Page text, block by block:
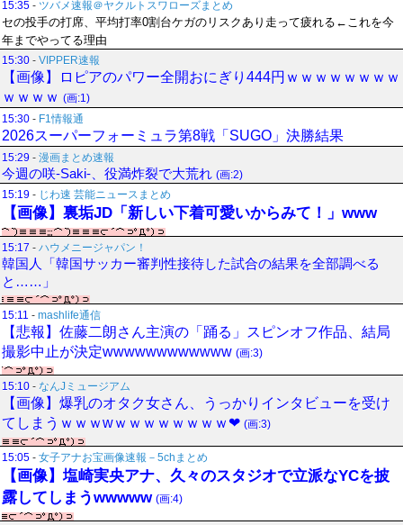
15:35 - ツバメ速報＠ヤクルトスワローズまとめ
セの投手の打席、平均打率0割台ケガのリスクあり走って疲れる←これを今
年までやってる理由
15:30 - VIPPER速報
【画像】ロピアのパワー全開おにぎり444円ｗｗｗｗｗｗｗｗ
ｗｗｗｗ (画:1)
15:30 - F1情報通
2026スーパーフォーミュラ第8戦「SUGO」決勝結果
15:29 - 漫画まとめ速報
今週の咲-Saki-、役満炸裂で大荒れ (画:2)
15:19 - じわ速 芸能ニュースまとめ
【画像】裏垢JD「新しい下着可愛いからみて！」www
15:17 - ハウメニージャパン！
韓国人「韓国サッカー審判性接待した試合の結果を全部調べる
と……」
15:11 - mashlife通信
【悲報】佐藤二朗さん主演の「踊る」スピンオフ作品、結局
撮影中止が決定wwwwwwwwwwww (画:3)
15:10 - なんJミュージアム
【画像】爆乳のオタク女さん、うっかりインタビューを受け
てしまうｗｗｗwｗｗｗｗｗｗｗｗ❤ (画:3)
15:05 - 女子アナお宝画像速報－5chまとめ
【画像】塩崎実央アナ、久々のスタジオで立派なYCを披
露してしまうwwwww (画:4)